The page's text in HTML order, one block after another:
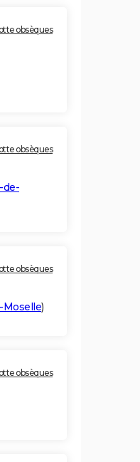
obsèques
obsèques
de-
obsèques
)
obsèques